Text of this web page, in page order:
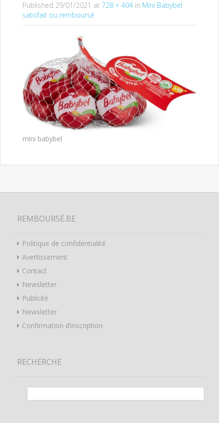
Published 29/01/2021 at 728 × 404 in Mini Babybel
satisfait ou remboursé
mini babybel
REMBOURSÉ.BE
Politique de confidentialité
Avertissement
Contact
Newsletter
Publicité
Newsletter
Confirmation d’inscription
RECHERCHE